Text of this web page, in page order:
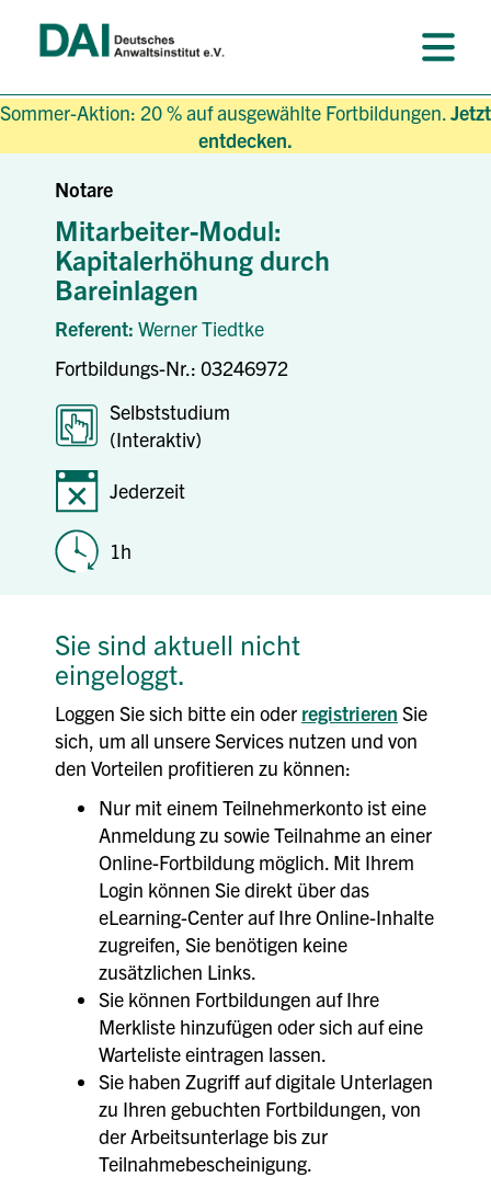
Sommer-Aktion: 20 % auf ausgewählte Fortbildungen.Jetzt
entdecken.
Notare
Mitarbeiter-Modul:
Kapitalerhöhung durch
Bareinlagen
Referent: Werner Tiedtke
Fortbildungs-Nr.: 03246972
Selbststudium
(Interaktiv)
Jederzeit
1h
Sie sind aktuell nicht
eingeloggt.
Loggen Sie sich bitte ein oder registrieren Sie
sich, um all unsere Services nutzen und von
den Vorteilen profitieren zu können:
Nur mit einem Teilnehmerkonto ist eine
Anmeldung zu sowie Teilnahme an einer
Online-Fortbildung möglich. Mit Ihrem
Login können Sie direkt über das
eLearning-Center auf Ihre Online-Inhalte
zugreifen, Sie benötigen keine
zusätzlichen Links.
Sie können Fortbildungen auf Ihre
Merkliste hinzufügen oder sich auf eine
Warteliste eintragen lassen.
Sie haben Zugriff auf digitale Unterlagen
zu Ihren gebuchten Fortbildungen, von
der Arbeitsunterlage bis zur
Teilnahmebescheinigung.